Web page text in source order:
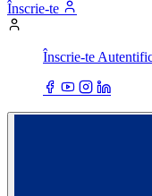
Înscrie-te
Înscrie-te